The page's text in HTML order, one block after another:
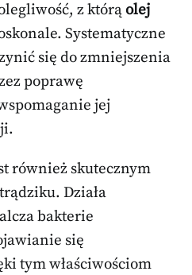
z którąolej
Systematyczne
się do zmniejszenia
poprawę
jej
również skutecznym
Działa
bakterie
się
tym właściwościom